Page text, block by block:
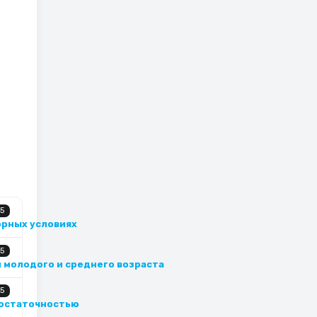
условиях
и среднего возраста